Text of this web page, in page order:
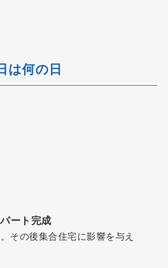
は何の日
ート完成
その後集合住宅に影響を与え